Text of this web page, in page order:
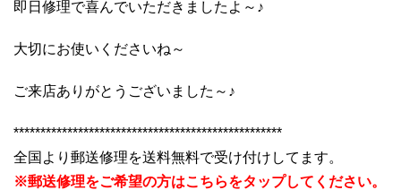
即日修理で喜んでいただきましたよ～♪
大切にお使いくださいね～
ご来店ありがとうございました～♪
**************************************************
全国より郵送修理を送料無料で受け付けしてます。
※郵送修理をご希望の方はこちらをタップしてください。